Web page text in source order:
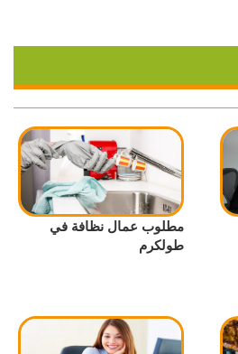
مطلوب عمال نظافة في
طولكرم